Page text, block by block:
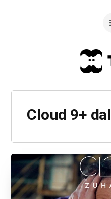
Cloud 9+ dal